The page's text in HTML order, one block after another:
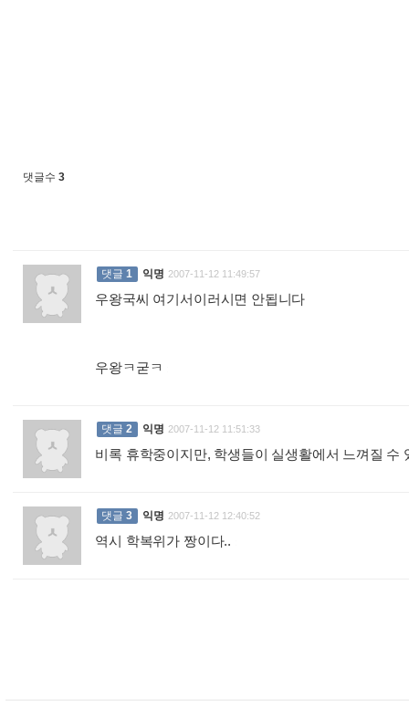
댓글수 3
댓글 1 익명 2007-11-12 11:49:57
우왕국씨 여기서이러시면 안됩니다
우왕ㅋ굳ㅋ
댓글 2 익명 2007-11-12 11:51:33
비록 휴학중이지만, 학생들이 실생활에서 느껴질
댓글 3 익명 2007-11-12 12:40:52
역시 학복위가 짱이다..